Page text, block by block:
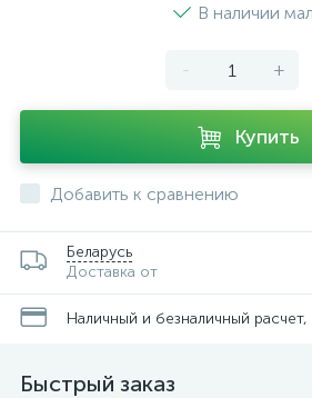
В наличии
- +
Купить
Добавить к сравнению
Беларусь
Доставка от
Наличный и безналичный
Быстрый заказ